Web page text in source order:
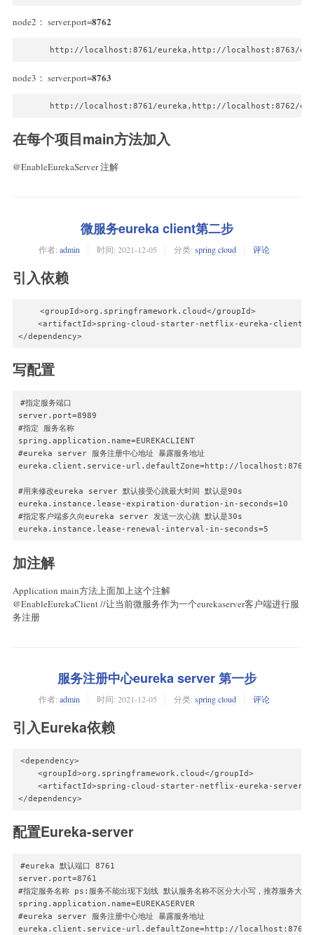
node2： server.port=8762
http://localhost:8761/eureka,http://localhost:8763/
node3： server.port=8763
在每个项目main方法加入
@EnableEurekaServer 注解
微服务eureka client第二步
作者: admin 时间: 2021-12-05 分类: spring cloud 评论
引入依赖
    <groupId>org.springframework.cloud</groupId>
<artifactId>spring-cloud-starter-netflix-eureka-
写配置
#指定服务端口
server.port=8989
#指定 服务名称
spring.application.name=EUREKACLIENT
#eureka server 服务注册中心地址 暴露服务地址
eureka.client.service-url.defaultZone=http://localhost:8761/
#用来修改eureka server 默认接受心跳最大时间 默认是90s
eureka.instance.lease-expiration-duration-in-seconds=10
#指定客户端多久向eureka server 发送一次心跳 默认是30s
加注解
Application main方法上面加上这个注解
@EnableEurekaClient //让当前微服务作为一个eurekaserver客户端进行服
务注册
服务注册中心eureka server 第一步
作者: admin 时间: 2021-12-05 分类: spring cloud 评论
引入Eureka依赖
<dependency>
    <groupId>org.springframework.cloud</groupId>
<artifactId>spring-cloud-starter-netflix-eureka-
</dependency>
配置Eureka-server
#eureka 默认端口 8761
server.port=8761
#指定服务名称 ps:服务不能出现下划线 默认服务名称不区分大小写，推荐服务大写
spring.application.name=EUREKASERVER
#eureka server 服务注册中心地址 暴露服务地址
eureka.client.service-url.defaultZone=http://localhost:8761/